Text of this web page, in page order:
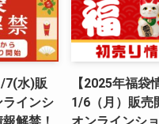
7(水)販
インシ
【2025年福袋
1/6（月）販売